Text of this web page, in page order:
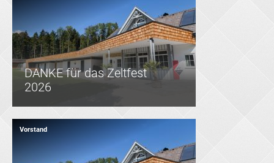
DANKE für das Zeltfest
2026
Vorstand